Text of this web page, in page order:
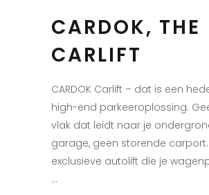
CARDOK, THE
CARLIFT
CARDOK Carlift – dat is een
high-end parkeeroplossing.
vlak dat leidt naar je
garage, geen storende carport.
exclusieve autolift die je